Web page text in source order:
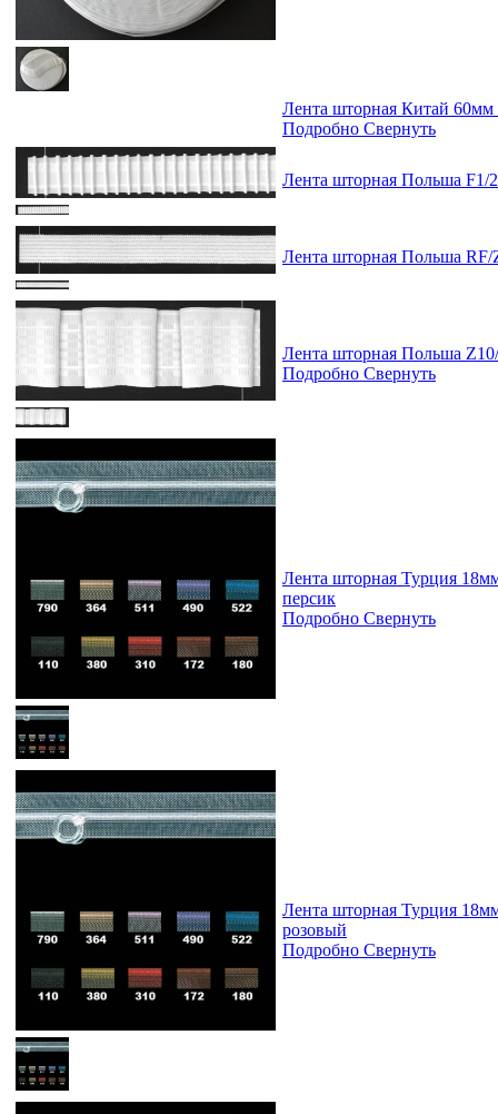
Лента шторная Китай
Подробно Свернуть
Лента шторная Польша F1/
Лента шторная Польша RF/
Лента шторная Польша
Подробно Свернуть
Лента шторная Турция
персик
Подробно Свернуть
Лента шторная Турция
розовый
Подробно Свернуть